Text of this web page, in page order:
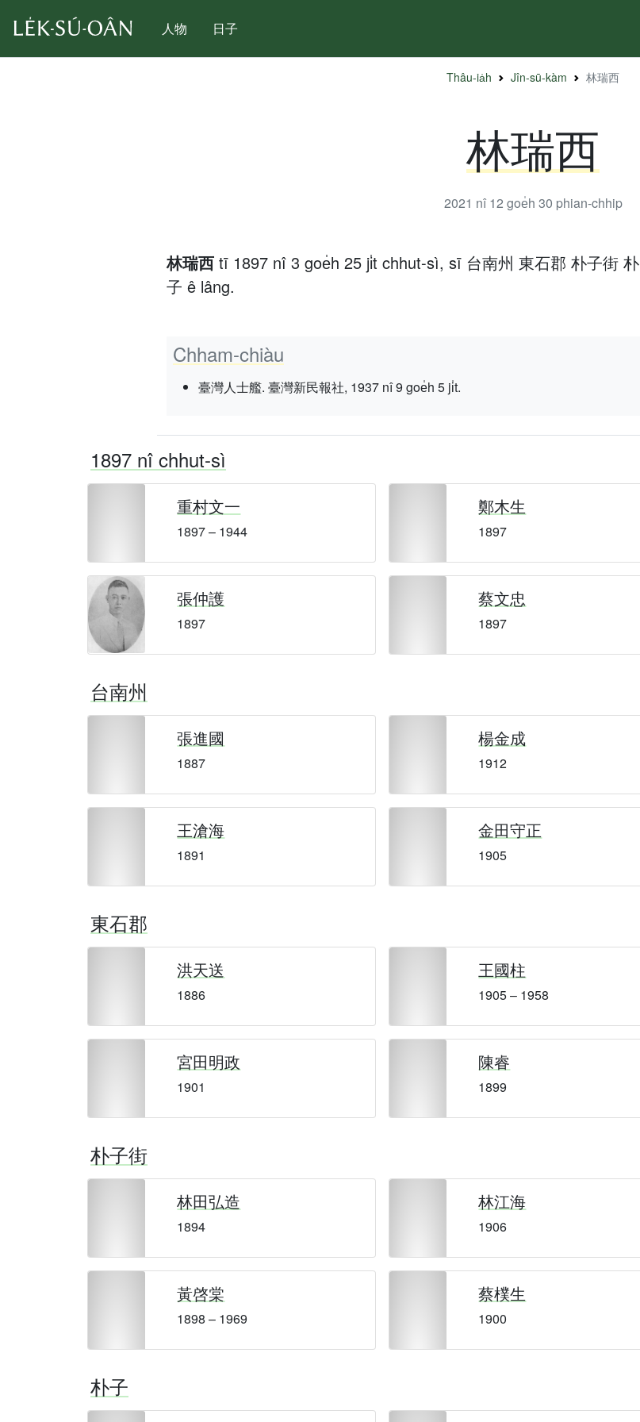
人物 日子
Thâu-ia̍h Jîn-sū-kàm 林瑞西
林瑞西
2021 nî 12 goe̍h 30 phian-chhip
林瑞西 tī 1897 nî 3 goe̍h 25 ji̍t chhut-sì, sī 台南州 東石郡 朴子街 朴
子 ê lâng.
Chham-chiàu
臺灣人士艦. 臺灣新民報社, 1937 nî 9 goe̍h 5 ji̍t.
1897 nî chhut-sì
重村文一
1897 – 1944
鄭木生
1897
張仲護
1897
蔡文忠
1897
台南州
張進國
1887
楊金成
1912
王滄海
1891
金田守正
1905
東石郡
洪天送
1886
王國柱
1905 – 1958
宮田明政
1901
陳睿
1899
朴子街
林田弘造
1894
林江海
1906
黃啓棠
1898 – 1969
蔡樸生
1900
朴子